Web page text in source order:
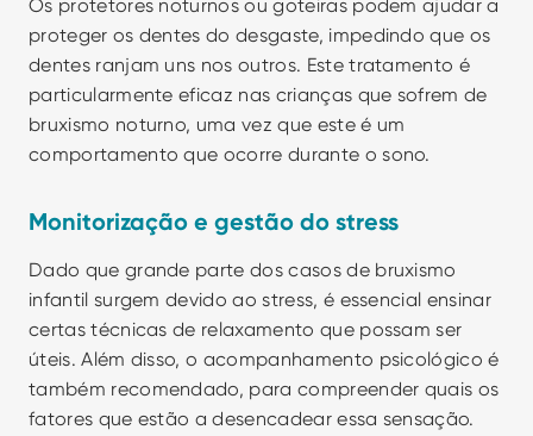
Os protetores noturnos ou goteiras podem ajudar a
proteger os dentes do desgaste, impedindo que os
dentes ranjam uns nos outros. Este tratamento é
particularmente eficaz nas crianças que sofrem de
bruxismo noturno, uma vez que este é um
comportamento que ocorre durante o sono.
Monitorização e gestão do stress
Dado que grande parte dos casos de bruxismo
infantil surgem devido ao stress, é essencial ensinar
certas técnicas de relaxamento que possam ser
úteis. Além disso, o acompanhamento psicológico é
também recomendado, para compreender quais os
fatores que estão a desencadear essa sensação.